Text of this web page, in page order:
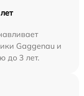
Gaggenau и
до 3 лет.